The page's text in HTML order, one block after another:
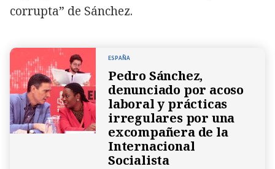
corrupta” de Sánchez.
ESPAÑA
Pedro Sánchez,
denunciado por acoso
laboral y prácticas
irregulares por una
excompañera de la
Internacional
Socialista